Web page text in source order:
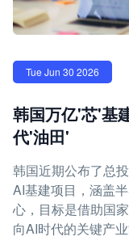
Tue Jun 30 2026
韩国万亿'芯'基
代'油田'
韩国近期公布了总
AI基建项目，涵盖
心，目标是借助国
向AI时代的关键产业